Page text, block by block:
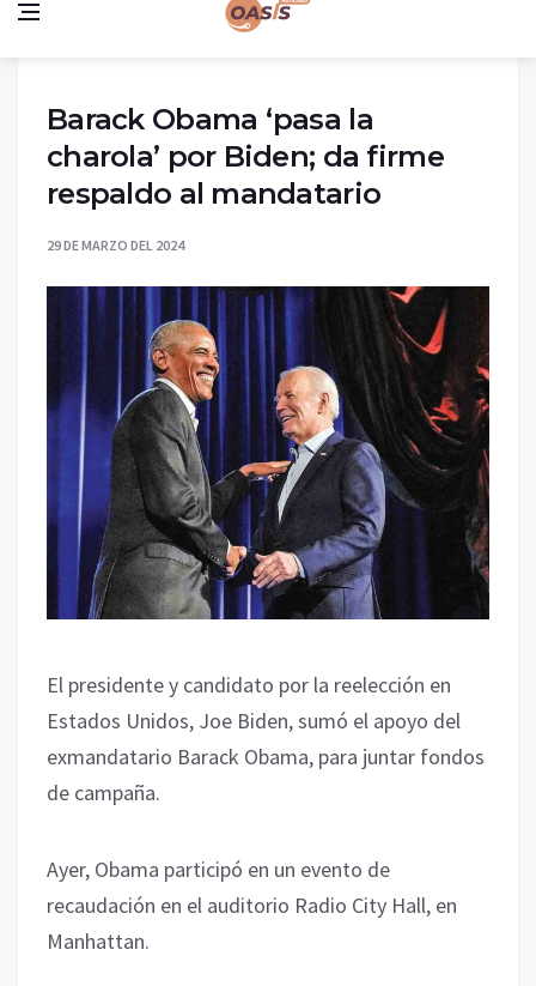
Barack Obama ‘pasa la
charola’ por Biden; da firme
respaldo al mandatario
29 DE MARZO DEL 2024
El presidente y candidato por la reelección en
Estados Unidos, Joe Biden, sumó el apoyo del
exmandatario Barack Obama, para juntar fondos
de campaña.
Ayer, Obama participó en un evento de
recaudación en el auditorio Radio City Hall, en
Manhattan.